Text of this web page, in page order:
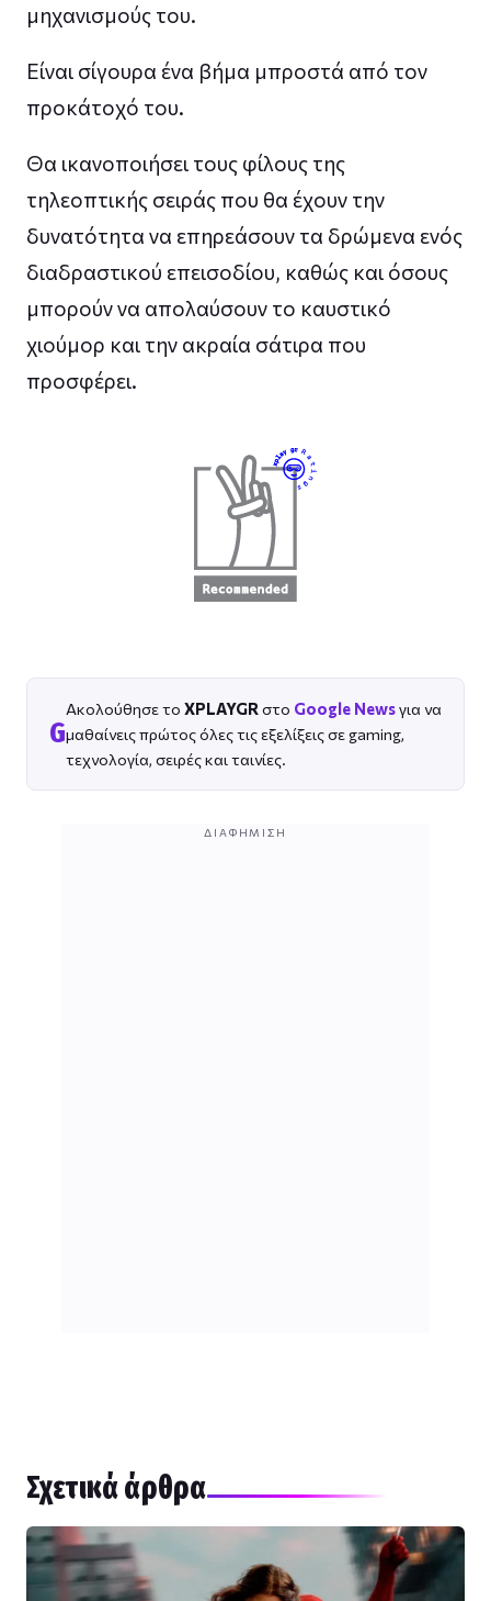
μηχανισμούς του.
Είναι σίγουρα ένα βήμα μπροστά από τον
προκάτοχό του.
Θα ικανοποιήσει τους φίλους της
τηλεοπτικής σειράς που θα έχουν την
δυνατότητα να επηρεάσουν τα δρώμενα ενός
διαδραστικού επεισοδίου, καθώς και όσους
μπορούν να απολαύσουν το καυστικό
χιούμορ και την ακραία σάτιρα που
προσφέρει.
G
Ακολούθησε το XPLAYGR στο Google Newsγια να
μαθαίνεις πρώτος όλες τις εξελίξεις σε gaming,
τεχνολογία, σειρές και ταινίες.
ΔΙΑΦΉΜΙΣΗ
Σχετικά άρθρα